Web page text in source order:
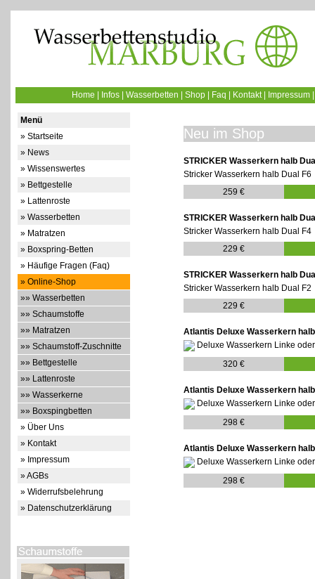
Home Infos Wasserbetten Shop Faq Kontakt| Impressum
Menü
» Startseite
» News
» Wissenswertes
» Bettgestelle
» Lattenroste
» Wasserbetten
» Matratzen
» Boxspring-Betten
» Häufige Fragen (Faq)
» Online-Shop
»» Wasserbetten
»» Schaumstoffe
»» Matratzen
»» Schaumstoff-Zuschnitte
»» Bettgestelle
»» Lattenroste
»» Wasserkerne
»» Boxspingbetten
» Über Uns
» Kontakt
» Impressum
» AGBs
» Widerrufsbelehrung
» Datenschutzerklärung
Neu im Shop
STRICKER Wasserkern halb
Stricker Wasserkern halb Dual F6
259 €
STRICKER Wasserkern halb
Stricker Wasserkern halb Dual F4
229 €
STRICKER Wasserkern halb
Stricker Wasserkern halb Dual F2
229 €
Atlantis Deluxe Wasserkern
Deluxe Wasserkern Linke
320 €
Atlantis Deluxe Wasserkern
Deluxe Wasserkern Linke
298 €
Atlantis Deluxe Wasserkern
Deluxe Wasserkern Linke
298 €